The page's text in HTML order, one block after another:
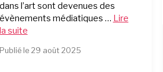
dans l’art sont devenues des
évènements médiatiques … Lire
la suite
Publié le 29 août 2025